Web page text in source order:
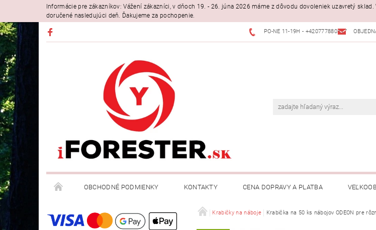
Informácie pre zákazníkov: Vážení zákazníci, v dňoch 19. - 26. júna 2026 máme z dôvodu dovoleniek uzavretý
doručené nasledujúci deň. Ďakujeme za pochopenie.
PO-NE 11-19H - +420777880397
OBCHODNÉ PODMIENKY KONTAKTY CENA DOPRAVY A PLATBA
Krabičky na náboje Krabička na 50 ks nábojov ODEON pre